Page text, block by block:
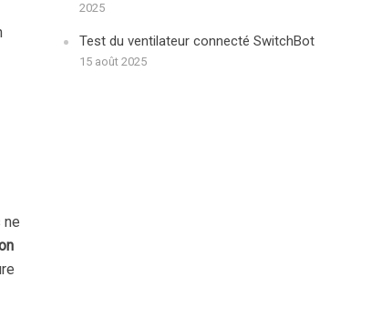
ne
2025
Test du ventilateur connecté SwitchBot
15 août 2025